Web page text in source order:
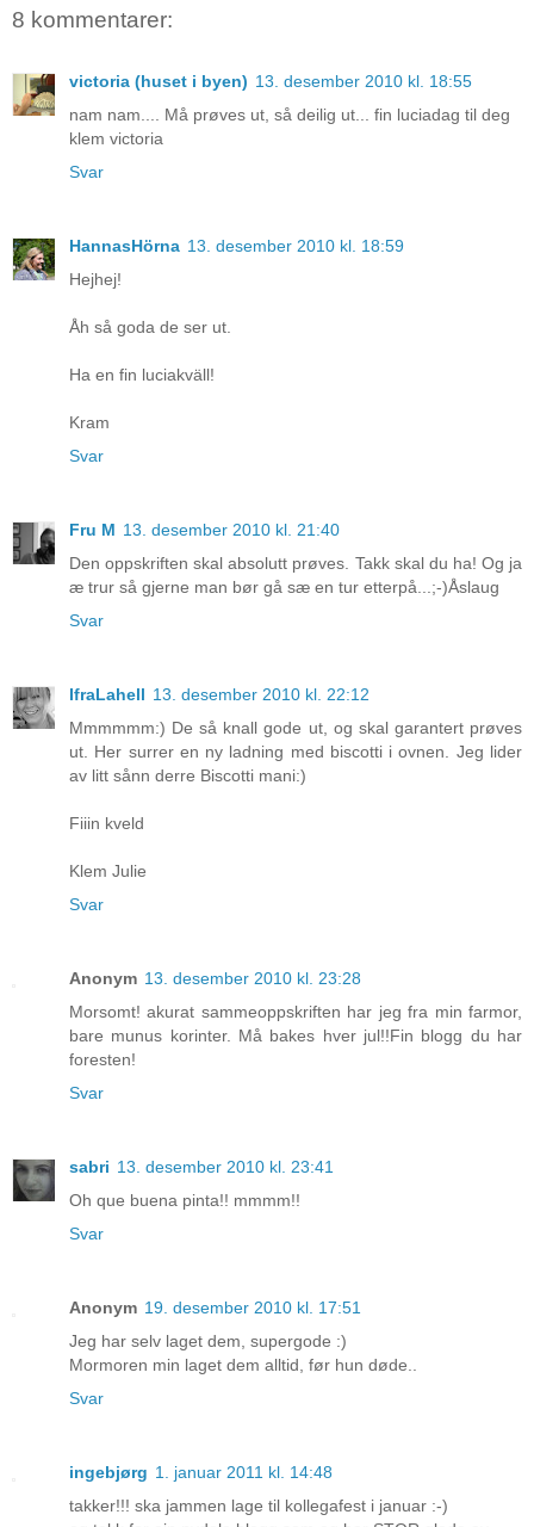
8 kommentarer:
victoria (huset i byen) 13. desember 2010 kl. 18:55
nam nam.... Må prøves ut, så deilig ut... fin luciadag til deg
klem victoria
Svar
HannasHörna 13. desember 2010 kl. 18:59
Hejhej!
Åh så goda de ser ut.
Ha en fin luciakväll!
Kram
Svar
Fru M 13. desember 2010 kl. 21:40
Den oppskriften skal absolutt prøves. Takk skal du ha! Og ja
æ trur så gjerne man bør gå sæ en tur etterpå...;-)Åslaug
Svar
IfraLahell 13. desember 2010 kl. 22:12
Mmmmmm:) De så knall gode ut, og skal garantert prøves
ut. Her surrer en ny ladning med biscotti i ovnen. Jeg lider
av litt sånn derre Biscotti mani:)
Fiiin kveld
Klem Julie
Svar
Anonym 13. desember 2010 kl. 23:28
Morsomt! akurat sammeoppskriften har jeg fra min farmor,
bare munus korinter. Må bakes hver jul!!Fin blogg du har
foresten!
Svar
sabri 13. desember 2010 kl. 23:41
Oh que buena pinta!! mmmm!!
Svar
Anonym 19. desember 2010 kl. 17:51
Jeg har selv laget dem, supergode :)
Mormoren min laget dem alltid, før hun døde..
Svar
ingebjørg 1. januar 2011 kl. 14:48
takker!!! ska jammen lage til kollegafest i januar :-)